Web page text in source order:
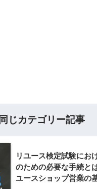
同じカテゴリー記事
リユース検定試験にお
のための必要な手続と
ユースショップ営業の